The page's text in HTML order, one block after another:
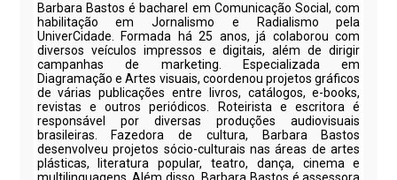
Barbara Bastos é bacharel em Comunicação Social, com
habilitação em Jornalismo e Radialismo pela
UniverCidade. Formada há 25 anos, já colaborou com
diversos veículos impressos e digitais, além de dirigir
campanhas de marketing. Especializada em
Diagramação e Artes visuais, coordenou projetos gráficos
de várias publicações entre livros, catálogos, e-books,
revistas e outros periódicos. Roteirista e escritora é
responsável por diversas produções audiovisuais
brasileiras. Fazedora de cultura, Barbara Bastos
desenvolveu projetos sócio-culturais nas áreas de artes
plásticas, literatura popular, teatro, dança, cinema e